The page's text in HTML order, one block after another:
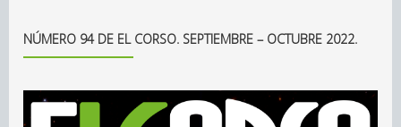
NÚMERO 94 DE EL CORSO. SEPTIEMBRE – OCTUBRE 2022.